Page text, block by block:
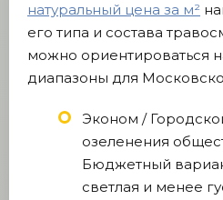
натуральный цена за м²
его типа и состава
можно ориентироваться
диапазоны для
Эконом /
озеленения
Бюджетный
светлая и менее